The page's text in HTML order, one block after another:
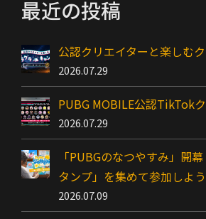
最近の投稿
公認クリエイターと楽しむ
2026.07.29
PUBG MOBILE公認TikTok
2026.07.29
「PUBGのなつやすみ」開
タンプ」を集めて参加しよ
2026.07.09